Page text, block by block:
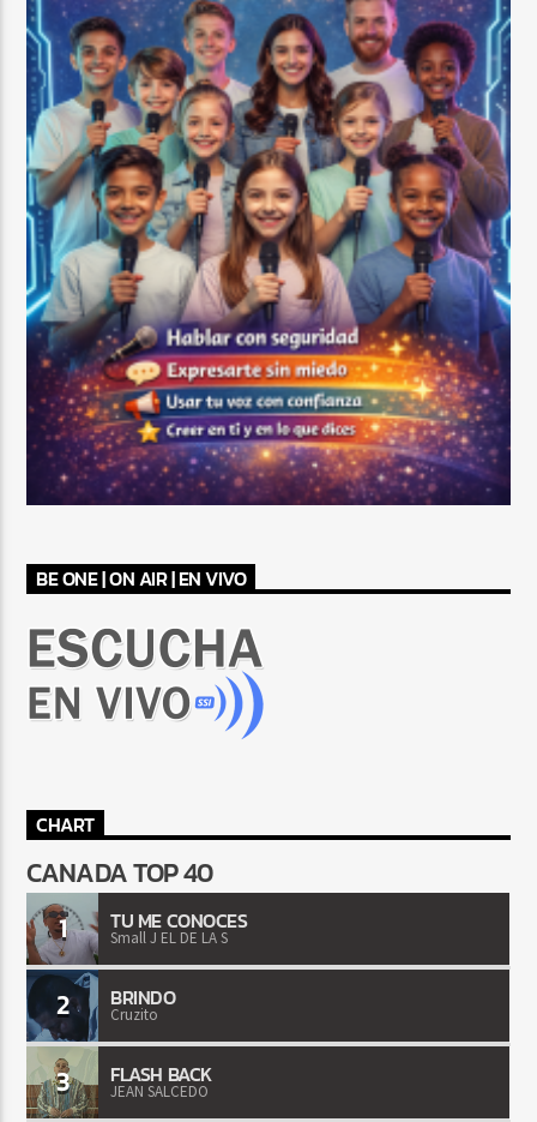
BE ONE | ON AIR | EN VIVO
CHART
CANADA TOP 40
1 TU ME CONOCES
Small J EL DE LA S
2 BRINDO
Cruzito
3 FLASH BACK
JEAN SALCEDO